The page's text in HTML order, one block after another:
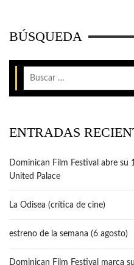
BÚSQUEDA
ENTRADAS
Dominican Film Festival abre su
United Palace
La Odisea (crítica de cine)
estreno de la semana (6 agosto)
Dominican Film Festival marca